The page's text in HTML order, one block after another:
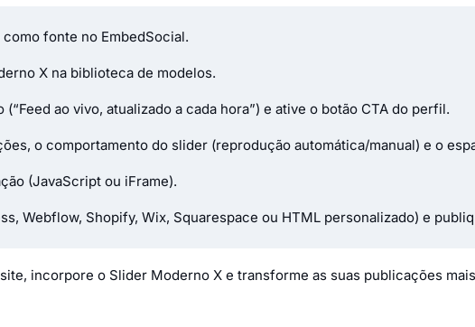
fonte no EmbedSocial.
X na biblioteca de modelos.
ao vivo, atualizado a cada hora”) e ative o botão CTA do perfil.
o comportamento do slider (reprodução automática/manual) e o
(JavaScript ou iFrame).
Webflow, Shopify, Wix, Squarespace ou HTML personalizado) e
incorpore o Slider Moderno X e transforme as suas publicações